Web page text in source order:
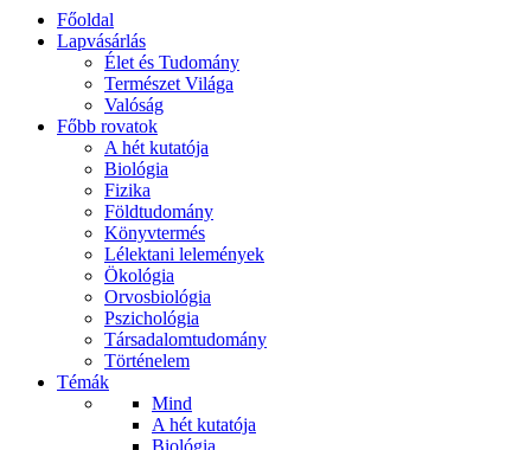
Főoldal
Lapvásárlás
Élet és Tudomány
Természet Világa
Valóság
Főbb rovatok
A hét kutatója
Biológia
Fizika
Földtudomány
Könyvtermés
Lélektani lelemények
Ökológia
Orvosbiológia
Pszichológia
Társadalomtudomány
Történelem
Témák
Mind
A hét kutatója
Biológia